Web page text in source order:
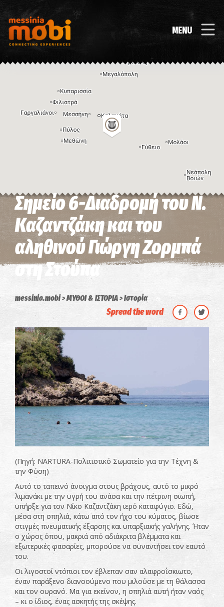
MENU
Η εικόνα ενδέχεται να υπόκειται σε πνευματικά δικαιώματα
Σημείο 6-Διαδρομή του Ν.
Καζαντζάκη και του
αληθινού Γιώργη Ζορμπά
στη Στούπα
messinia.mobi ΜΥΘΟΙ & ΙΣΤΟΡΙΑ Ιστορία
Spread the word
(Πηγή: NARTURA-Πολιτιστικό Σωματείο για την Τέχνη &
την Φύση)
Αυτό το ταπεινό άνοιγμα στους βράχους, αυτό το μικρό
λιμανάκι με την υγρή του ανάσα και την πέτρινη σιωπή,
υπήρξε για τον Νίκο Καζαντζάκη ιερό καταφύγιο. Εδώ,
μέσα στη σπηλιά, κάτω από τον ήχο του κύματος, βίωσε
στιγμές πνευματικής έξαρσης και υπαρξιακής γαλήνης. Ήταν
ο χώρος όπου, μακριά από αδιάκριτα βλέμματα και
εξωτερικές φασαρίες, μπορούσε να συναντήσει τον εαυτό
του.
Οι λιγοστοί ντόπιοι τον έβλεπαν σαν αλαφροΐσκιωτο,
έναν παράξενο διανοούμενο που μιλούσε με τη θάλασσα
και τον ουρανό. Μα για εκείνον, η σπηλιά αυτή ήταν ναός
– κι ο ίδιος, ένας ασκητής της σκέψης.